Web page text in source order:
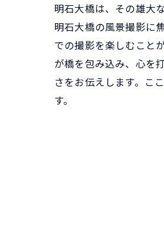
明石大橋は、その雄大
明石大橋の風景撮影に
での撮影を楽しむこと
が橋を包み込み、心を
さをお伝えします。こ
す。